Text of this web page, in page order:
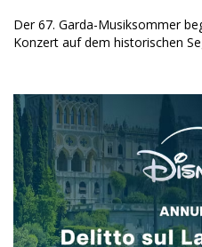
Der 67. Garda-Musiksommer
Konzert auf dem historischen